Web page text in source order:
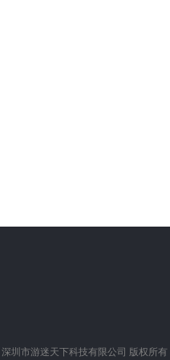
深圳市游迷天下科技有限公司 版权所有